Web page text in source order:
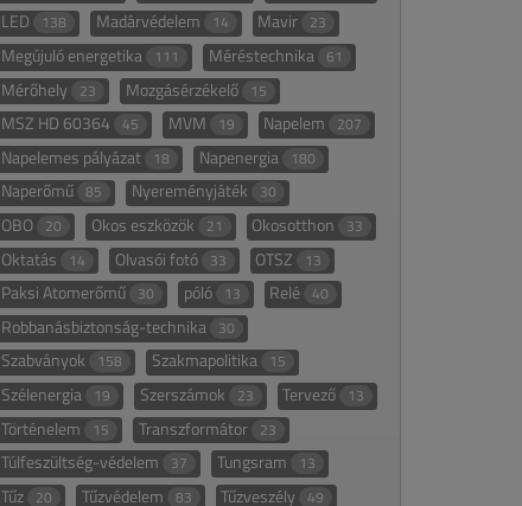
LED 138 Madárvédelem 14 Mavir 23
Megújuló energetika 111 Méréstechnika 61
Mérőhely 23 Mozgásérzékelő 15
MSZ HD 60364 45 MVM 19 Napelem 207
Napelemes pályázat 18 Napenergia 180
Naperőmű 85 Nyereményjáték 30
OBO 20 Okos eszközök 21 Okosotthon 33
Oktatás 14 Olvasói fotó 33 OTSZ 13
Paksi Atomerőmű 30 póló 13 Relé 40
Robbanásbiztonság-technika 30
Szabványok 158 Szakmapolitika 15
Szélenergia 19 Szerszámok 23 Tervező 13
Történelem 15 Transzformátor 23
Túlfeszültség-védelem 37 Tungsram 13
Tűz 20 Tűzvédelem 83 Tűzveszély 49